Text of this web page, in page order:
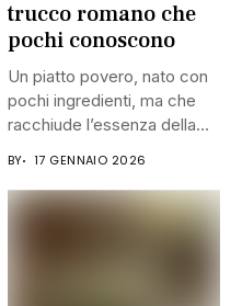
trucco romano che
pochi conoscono
Un piatto povero, nato con
pochi ingredienti, ma che
racchiude l’essenza della...
BY 17 GENNAIO 2026